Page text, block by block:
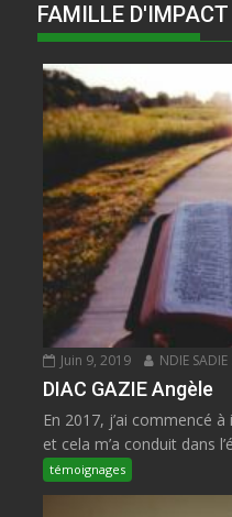
FAMILLE D'IMPACT
Juin 9, 2019 NDIE
DIAC GAZIE Angèle
En 2017, j’ai commencé
et cela m’a conduit dans
témoignages